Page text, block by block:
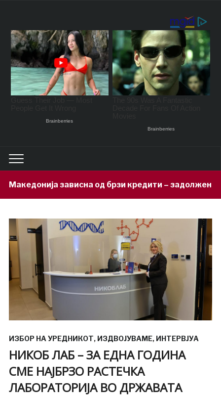
од брзи кредити – задолжени 333 милиони
ИЗБОР НА УРЕДНИКОТ, ИЗДВОЈУВАМЕ, ИНТЕРВЈУА
НИКОБ ЛАБ – ЗА ЕДНА ГОДИНА
СМЕ НАЈБРЗО РАСТЕЧКА
ЛАБОРАТОРИЈА ВО ДРЖАВАТА